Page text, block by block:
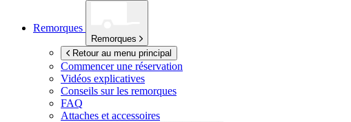
Remorques
Remorques
Retour au menu principal
Commencer une réservation
Vidéos explicatives
Conseils sur les remorques
FAQ
Attaches et accessoires